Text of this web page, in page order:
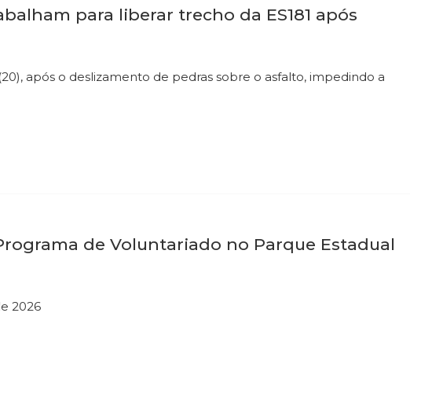
para liberar trecho da ES181 após
após o deslizamento de pedras sobre o asfalto, impedindo a
de Voluntariado no Parque Estadual
2026